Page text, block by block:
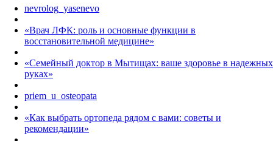
nevrolog_yasenevo
«Врач ЛФК: роль и основные функции в
восстановительной медицине»
«Семейный доктор в Мытищах: ваше здоровье в надежных
руках»
priem_u_osteopata
«Как выбрать ортопеда рядом с вами: советы и
рекомендации»